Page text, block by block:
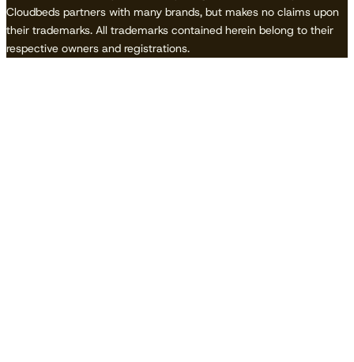
Cloudbeds partners with many brands, but makes no claims upon
their trademarks. All trademarks contained herein belong to their
respective owners and registrations.